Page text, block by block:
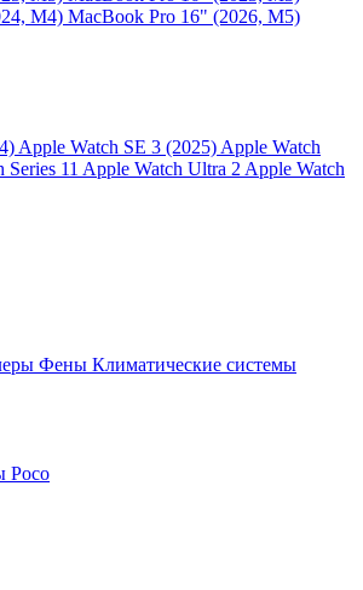
M4) MacBook Pro 16" (2026, M5)
Apple Watch SE 3 (2025) Apple Watch
Series 11 Apple Watch Ultra 2 Apple Watch
Фены Климатические системы
Poco